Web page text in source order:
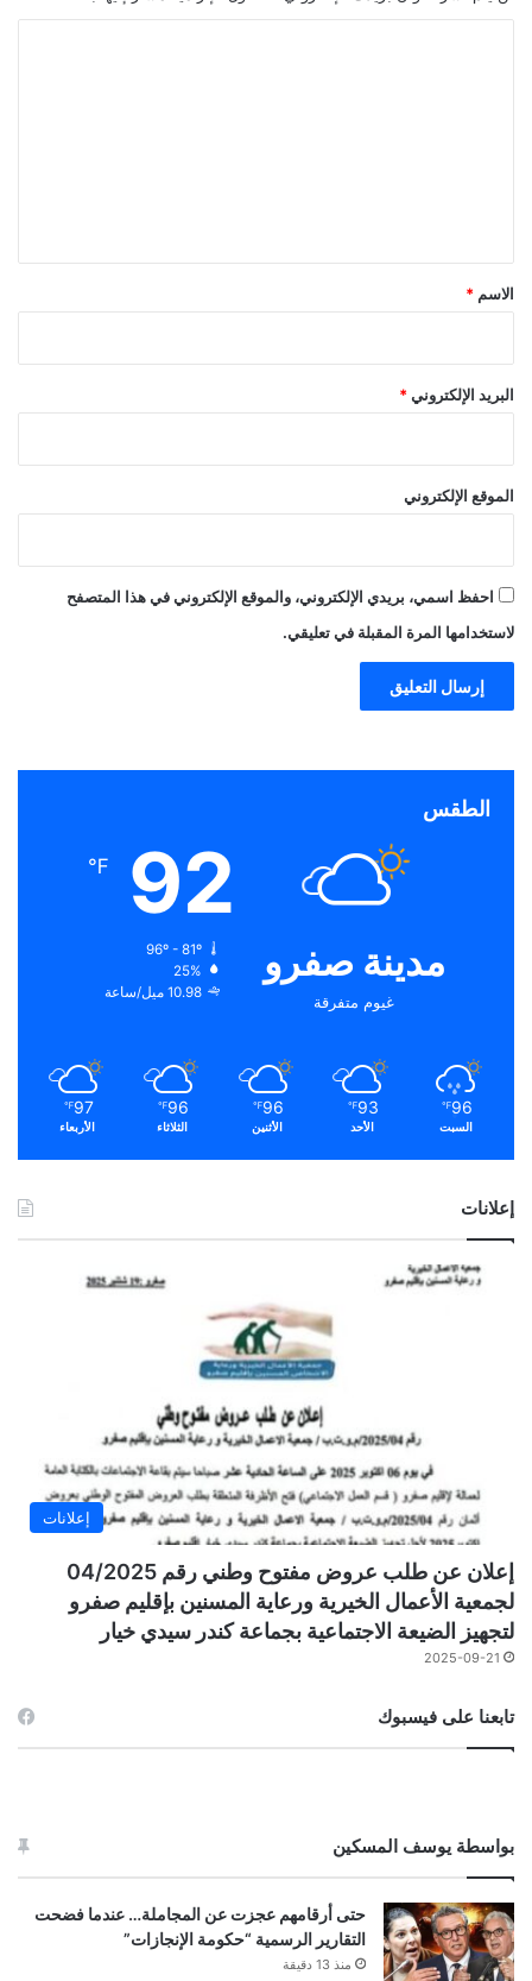
*
الاسم *
البريد الإلكتروني *
الموقع الإلكتروني
احفظ اسمي، بريدي الإلكتروني، والموقع الإلكتروني في هذا المتصفح
لاستخدامها المرة المقبلة في تعليقي.
الطقس
مدينة صفرو
غيوم متفرقة
92
℉
96º - 81º
25%
10.98 ميل/ساعة
96
℉
السبت
93
℉
الأحد
96
℉
الأثنين
96
℉
الثلاثاء
97
℉
الأربعاء
إعلانات
إعلانات
إعلان عن طلب عروض مفتوح وطني رقم 04/2025
لجمعية الأعمال الخيرية ورعاية المسنين بإقليم صفرو
لتجهيز الضيعة الاجتماعية بجماعة كندر سيدي خيار
2025-09-21
تابعنا على فيسبوك
بواسطة يوسف المسكين
حتى أرقامهم عجزت عن المجاملة… عندما فضحت
التقارير الرسمية “حكومة الإنجازات”
منذ 13 دقيقة